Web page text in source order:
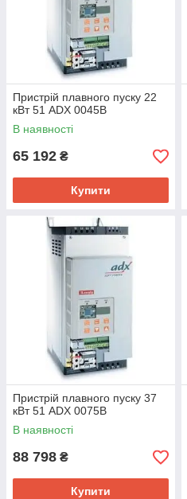
Пристрій плавного пуску 22
кВт 51 ADX 0045B
В наявності
65 192 ₴
Купити
Пристрій плавного пуску 37
кВт 51 ADX 0075B
В наявності
88 798 ₴
Купити